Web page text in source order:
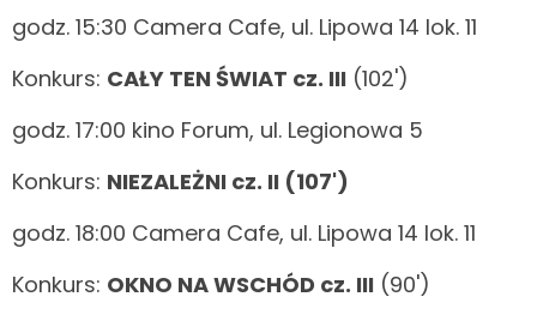
godz. 15:30 Camera Cafe, ul. Lipowa 14 lok. 11
Konkurs: CAŁY TEN ŚWIAT cz. III (102')
godz. 17:00 kino Forum, ul. Legionowa 5
Konkurs: NIEZALEŻNI cz. II (107')
godz. 18:00 Camera Cafe, ul. Lipowa 14 lok. 11
Konkurs: OKNO NA WSCHÓD cz. III (90')